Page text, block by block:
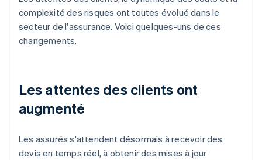
complexité des risques ont toutes évolué dans le
secteur de l'assurance. Voici quelques-uns de ces
changements.
Les attentes des clients ont
augmenté
Les assurés s'attendent désormais à recevoir des
devis en temps réel, à obtenir des mises à jour